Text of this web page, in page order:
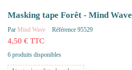
Masking tape Forêt - Mind Wave
Par Mind Wave Référence 95529
4,50 € TTC
6 produits disponibles